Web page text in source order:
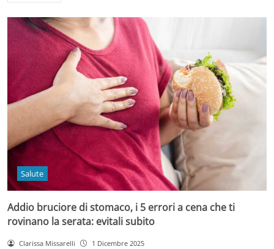
Salute
Addio bruciore di stomaco, i 5 errori a cena che ti
rovinano la serata: evitali subito
Clarissa Missarelli 1 Dicembre 2025